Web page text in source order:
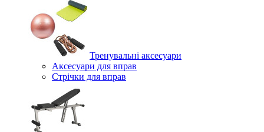
Тренувальні аксесуари
Аксесуари для вправ
Стрічки для вправ